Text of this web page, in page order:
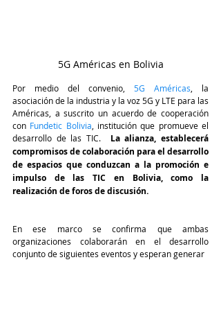
5G Américas en Bolivia
Por medio del convenio, 5G Américas, la
asociación de la industria y la voz 5G y LTE para las
Américas, a suscrito un acuerdo de cooperación
con Fundetic Bolivia, institución que promueve el
desarrollo de las TIC. La alianza, establecerá
compromisos de colaboración para el desarrollo
de espacios que conduzcan a la promoción e
impulso de las TIC en Bolivia, como la
realización de foros de discusión.
En ese marco se confirma que ambas
organizaciones colaborarán en el desarrollo
conjunto de siguientes eventos y esperan generar